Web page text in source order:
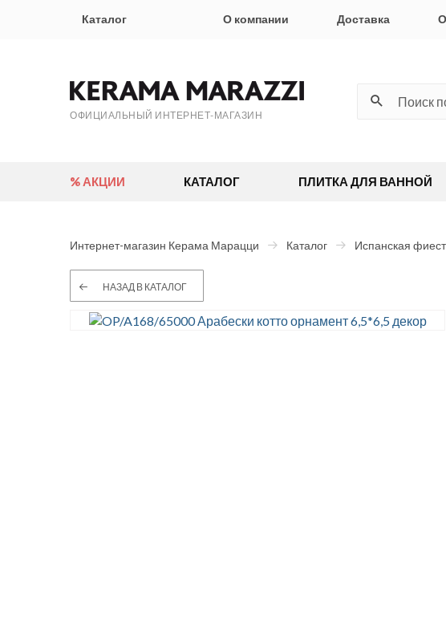
Каталог О компании Доставка
ОФИЦИАЛЬНЫЙ ИНТЕРНЕТ-МАГАЗИН
% АКЦИИ КАТАЛОГ ПЛИТКА ДЛЯ ВАННОЙ
Интернет-магазин Керама Марацци Каталог Испанская
НАЗАД В КАТАЛОГ